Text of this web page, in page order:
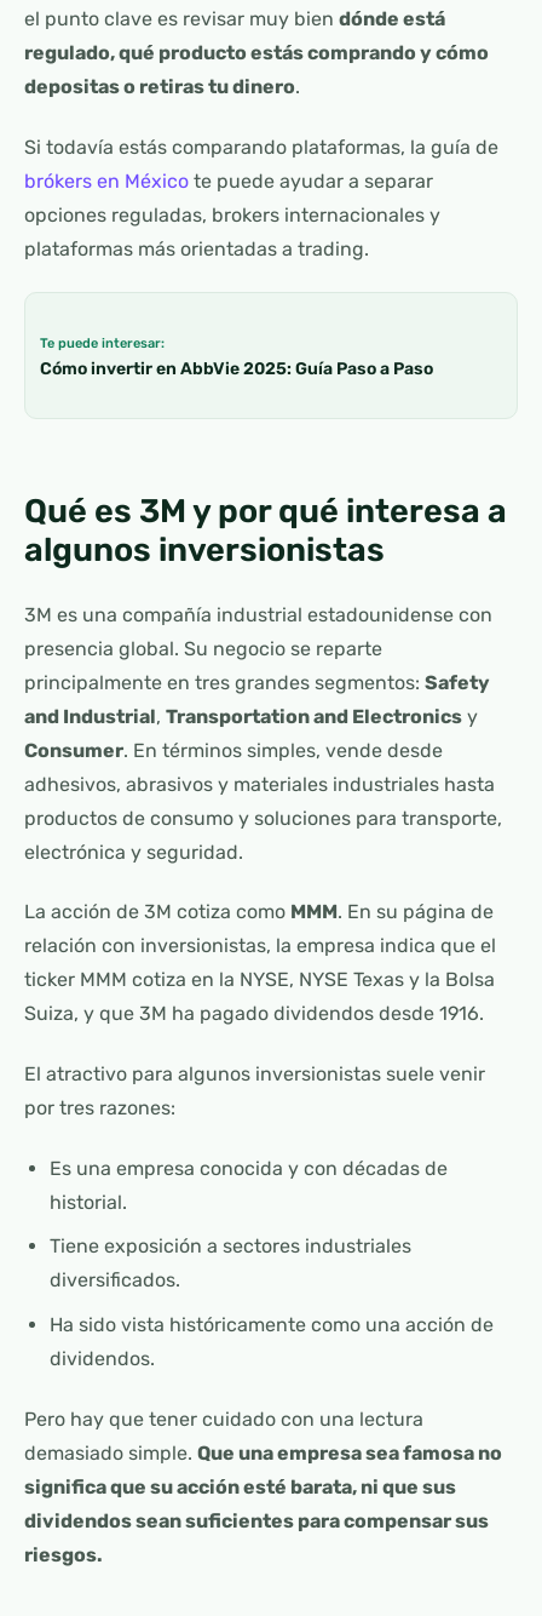
el punto clave es revisar muy bien dónde está
regulado, qué producto estás comprando y cómo
depositas o retiras tu dinero.
Si todavía estás comparando plataformas, la guía de
brókers en México te puede ayudar a separar
opciones reguladas, brokers internacionales y
plataformas más orientadas a trading.
Te puede interesar:
Cómo invertir en AbbVie 2025: Guía Paso a Paso
Qué es 3M y por qué interesa a
algunos inversionistas
3M es una compañía industrial estadounidense con
presencia global. Su negocio se reparte
principalmente en tres grandes segmentos: Safety
and Industrial, Transportation and Electronics y
Consumer. En términos simples, vende desde
adhesivos, abrasivos y materiales industriales hasta
productos de consumo y soluciones para transporte,
electrónica y seguridad.
La acción de 3M cotiza como MMM. En su página de
relación con inversionistas, la empresa indica que el
ticker MMM cotiza en la NYSE, NYSE Texas y la Bolsa
Suiza, y que 3M ha pagado dividendos desde 1916.
El atractivo para algunos inversionistas suele venir
por tres razones:
Es una empresa conocida y con décadas de
historial.
Tiene exposición a sectores industriales
diversificados.
Ha sido vista históricamente como una acción de
dividendos.
Pero hay que tener cuidado con una lectura
demasiado simple. Que una empresa sea famosa no
significa que su acción esté barata, ni que sus
dividendos sean suficientes para compensar sus
riesgos.